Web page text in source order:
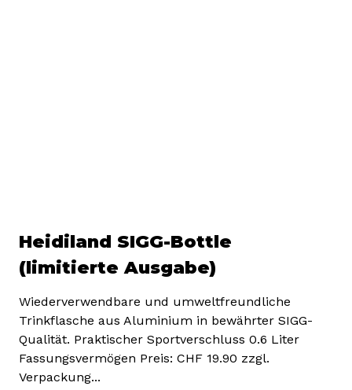
Heidiland SIGG-Bottle
(limitierte Ausgabe)
Wiederverwendbare und umweltfreundliche
Trinkflasche aus Aluminium in bewährter SIGG-
Qualität. Praktischer Sportverschluss 0.6 Liter
Fassungsvermögen Preis: CHF 19.90 zzgl.
Verpackung...